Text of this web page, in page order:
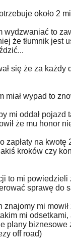
około 2
wydzwaniać to
że tłumnik jest
się że za każdy
miał wypad to
mi oddał
że mu honor
zapłaty na
kroków czy
to mi
sprawę do
mi
mi
plany biznesowe
off road)